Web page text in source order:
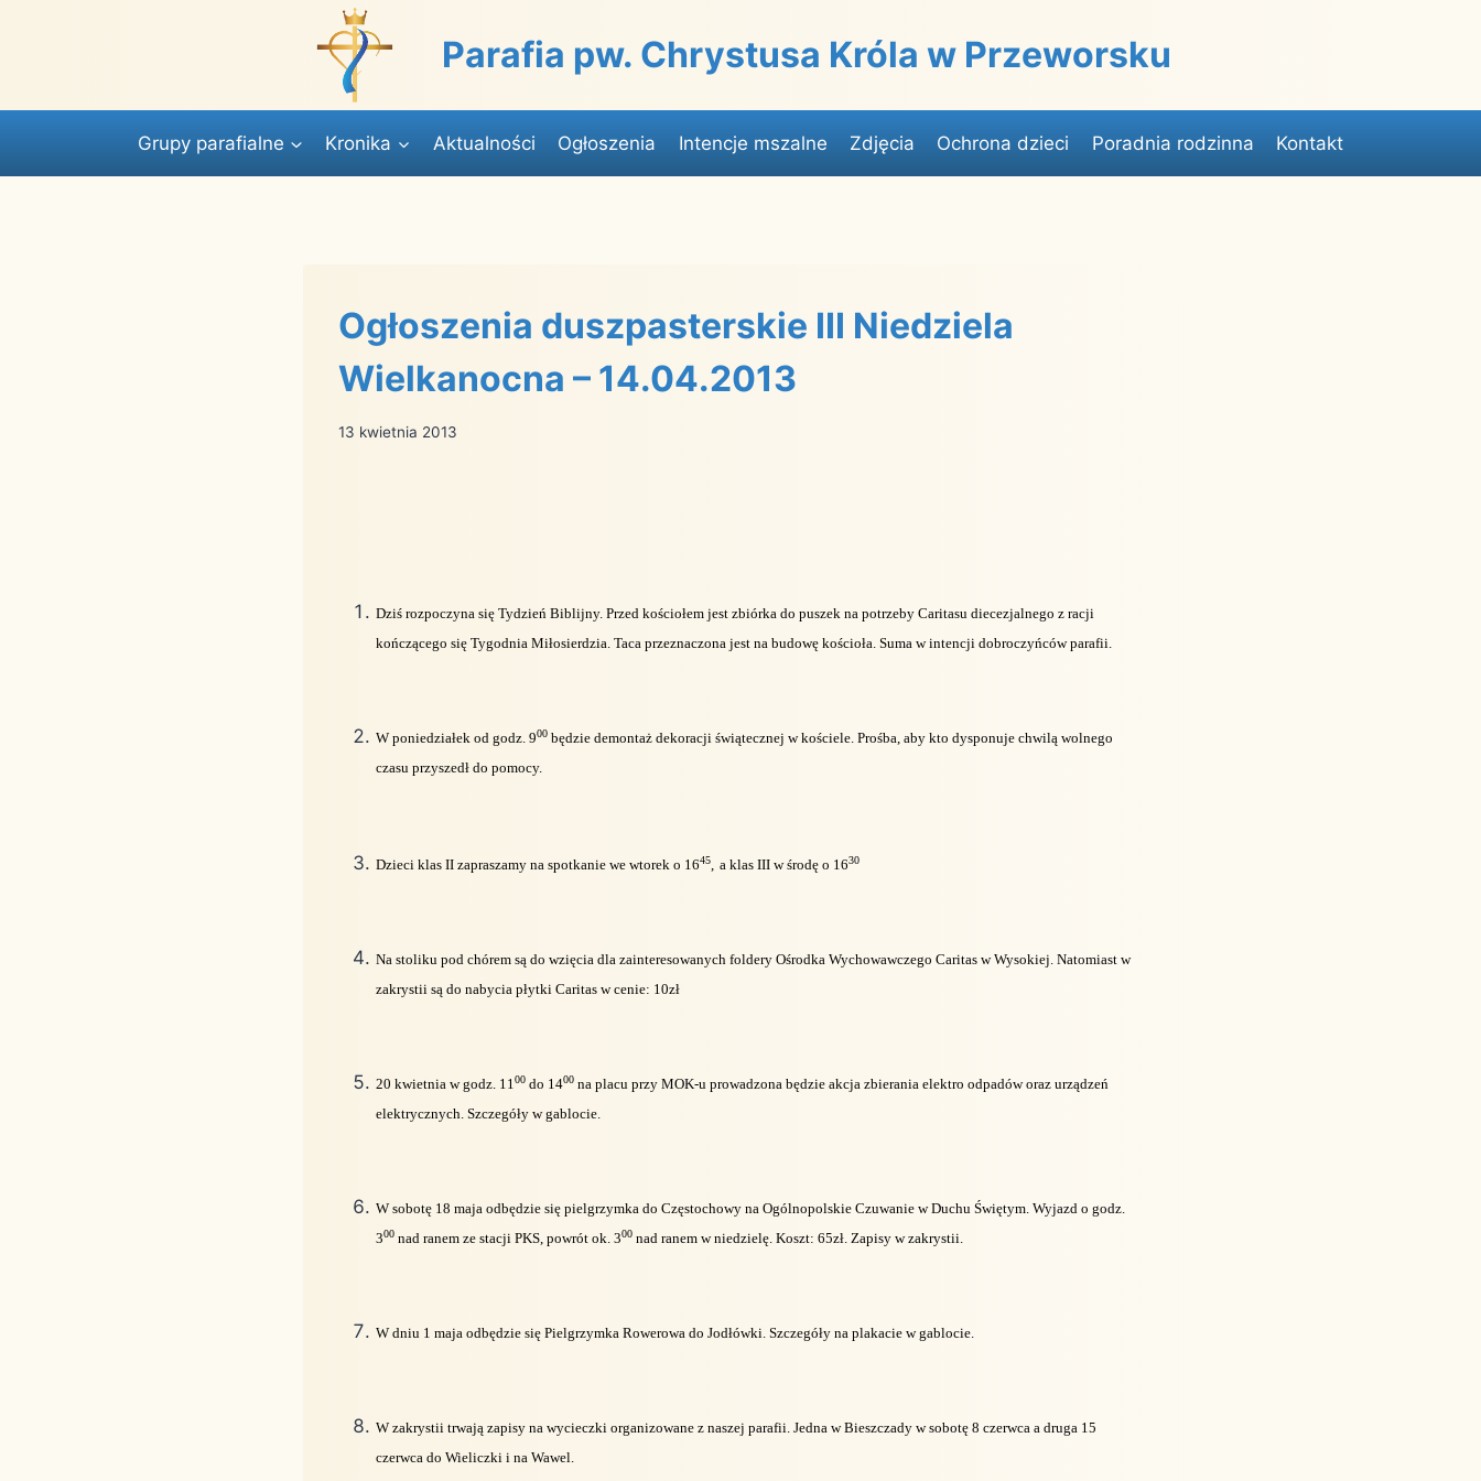
Parafia pw. Chrystusa Króla w Przeworsku
Grupy parafialne Kronika Aktualności Ogłoszenia Intencje mszalne Zdjęcia Ochrona dzieci Poradnia rodzinna Kontakt
Ogłoszenia duszpasterskie III Niedziela
Wielkanocna – 14.04.2013
13 kwietnia 2013
Dziś rozpoczyna się Tydzień Biblijny. Przed kościołem jest zbiórka do puszek na potrzeby Caritasu diecezjalnego z racji
kończącego się Tygodnia Miłosierdzia. Taca przeznaczona jest na budowę kościoła. Suma w intencji dobroczyńców parafii.
W poniedziałek od godz. 900 będzie demontaż dekoracji świątecznej w kościele. Prośba, aby kto dysponuje chwilą wolnego
czasu przyszedł do pomocy.
Dzieci klas II zapraszamy na spotkanie we wtorek o 1645 a klas III w środę o 1630
Na stoliku pod chórem są do wzięcia dla zainteresowanych foldery Ośrodka Wychowawczego Caritas w Wysokiej. Natomiast w
zakrystii są do nabycia płytki Caritas w cenie: 10zł
20 kwietnia w godz. 11 00 do 1400 na placu przy MOK-u prowadzona będzie akcja zbierania elektro odpadów oraz urządzeń
elektrycznych. Szczegóły w gablocie.
W sobotę 18 maja odbędzie się pielgrzymka do Częstochowy na Ogólnopolskie Czuwanie w Duchu Świętym. Wyjazd o godz.
300 nad ranem ze stacji PKS, powrót ok. 300 nad ranem w niedzielę. Koszt: 65zł. Zapisy w zakrystii.
W dniu 1 maja odbędzie się Pielgrzymka Rowerowa do Jodłówki. Szczegóły na plakacie w gablocie.
W zakrystii trwają zapisy na wycieczki organizowane z naszej parafii. Jedna w Bieszczady w sobotę 8 czerwca a druga 15
czerwca do Wieliczki i na Wawel.